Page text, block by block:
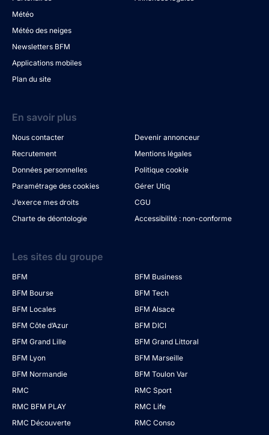
Météo
Météo des neiges
Newsletters BFM
Applications mobiles
Plan du site
En savoir plus
Nous contacter
Devenir annonceur
Recrutement
Mentions légales
Données personnelles
Politique cookie
Paramétrage des cookies
Gérer Utiq
J’exerce mes droits
CGU
Charte de déontologie
Accessibilité : non-conforme
Les sites du groupe
BFM
BFM Business
BFM Bourse
BFM Tech
BFM Locales
BFM Alsace
BFM Côte d’Azur
BFM DICI
BFM Grand Lille
BFM Grand Littoral
BFM Lyon
BFM Marseille
BFM Normandie
BFM Toulon Var
RMC
RMC Sport
RMC BFM PLAY
RMC Life
RMC Découverte
RMC Conso